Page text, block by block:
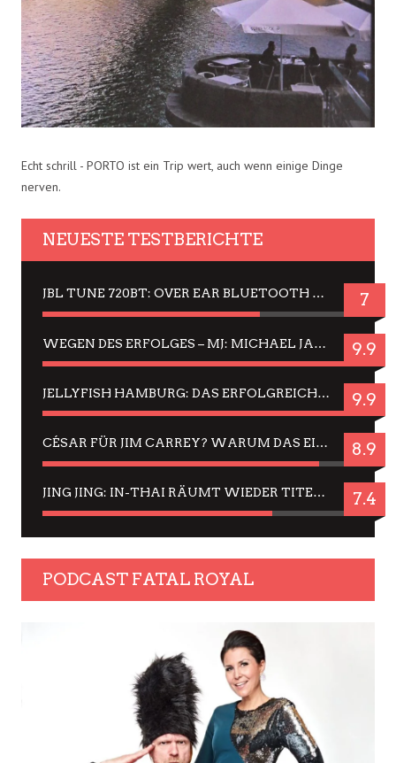
Echt schrill - PORTO ist ein Trip wert, auch wenn einige Dinge
nerven.
NEUESTE TESTBERICHTE
JBL TUNE 720BT: OVER EAR BLUETOOTH KOPFHÖRER UM DIE 50,-€ IM DAUER-TEST 7
WEGEN DES ERFOLGES – MJ: MICHAEL JACKSON MUSICAL IN EINER MATINEE SEHEN 9.9
JELLYFISH HAMBURG: DAS ERFOLGREICHE SOMMER-MENÜ 2025 IN GEFÜHLEN UND BILDERN 9.9
CÉSAR FÜR JIM CARREY? WARUM DAS EINER DER NERVIGSTEN ACTORS IST UND BLEIBT 8.9
JING JING: IN-THAI RÄUMT WIEDER TITEL AB – EIN ZWEI-STUNDEN-ERLEBNISBERICHT 7.4
PODCAST FATAL ROYAL